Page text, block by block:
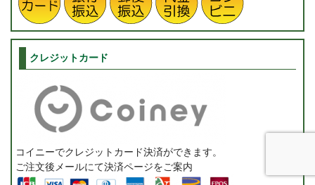
クレジットカード
コイニーでクレジットカード決済ができます。
ご注文後メールにて決済ページをご案内